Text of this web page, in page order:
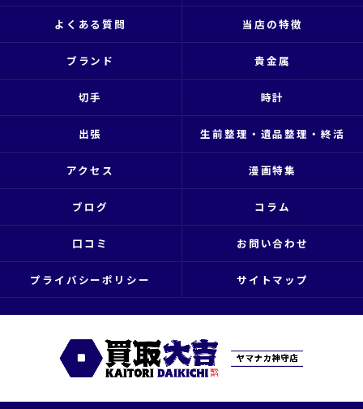
よくある質問 当店の特徴
ブランド 貴金属
切手 時計
出張 生前整理・遺品整理・終活
アクセス 漫画特集
ブログ コラム
口コミ お問い合わせ
プライバシーポリシー サイトマップ